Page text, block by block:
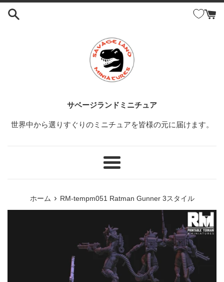
コ
サベージランドミニチュア
世界中から選りすぐりのミニチュアを皆様の元に届けます。
メ
ホーム › RM-tempm051 Ratman Gunner 3スタイル